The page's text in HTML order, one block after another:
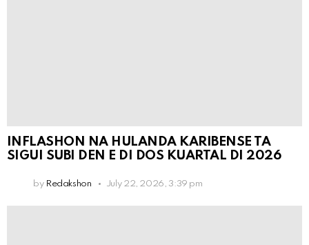
INFLASHON NA HULANDA KARIBENSE TA
SIGUI SUBI DEN E DI DOS KUARTAL DI 2026
by Redakshon July 22, 2026, 3:39 pm